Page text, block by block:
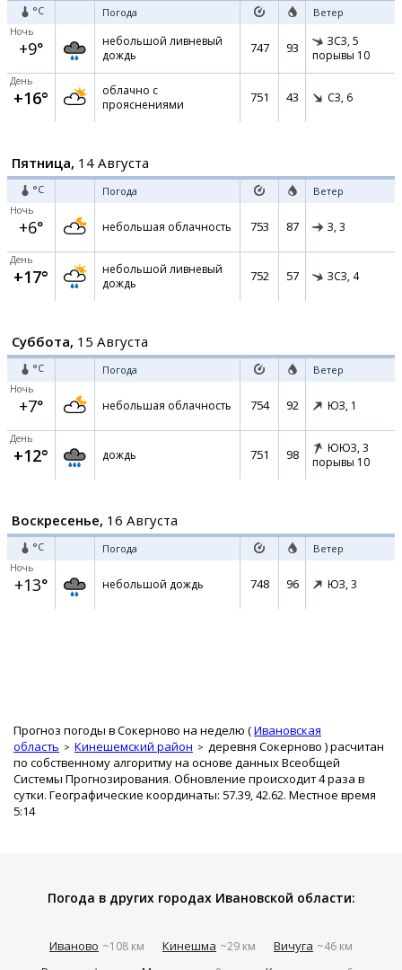
°C Погода Ветер
Ночь
+9°
небольшой ливневый
дождь
747 93 ЗСЗ, 5
порывы 10
День
+16°
облачно с
прояснениями
751 43 СЗ, 6
Пятница, 14 Августа
°C Погода Ветер
Ночь
+6° небольшая облачность 753 87 З, 3
День
+17°
небольшой ливневый
дождь
752 57 ЗСЗ, 4
Суббота, 15 Августа
°C Погода Ветер
Ночь
+7° небольшая облачность 754 92 ЮЗ, 1
День
+12° дождь 751 98 ЮЮЗ, 3
порывы 10
Воскресенье, 16 Августа
°C Погода Ветер
Ночь
+13° небольшой дождь 748 96 ЮЗ, 3
Прогноз погоды в Сокерново на неделю (Ивановская
область
Кинешемский район деревня Сокерново ) расчитан
по собственному алгоритму на основе данных Всеобщей
Системы Прогнозирования. Обновление происходит 4 раза в
сутки. Географические координаты: 57.39, 42.62. Местное время
5:14
Погода в других городах Ивановской области:
Иваново ~108 км Кинешма ~29 км Вичуга ~46 км